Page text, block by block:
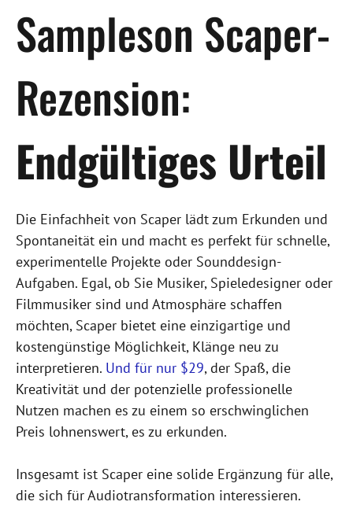
Sampleson Scaper-
Rezension:
Endgültiges Urteil
Die Einfachheit von Scaper lädt zum Erkunden und
Spontaneität ein und macht es perfekt für schnelle,
experimentelle Projekte oder Sounddesign-
Aufgaben. Egal, ob Sie Musiker, Spieledesigner oder
Filmmusiker sind und Atmosphäre schaffen
möchten, Scaper bietet eine einzigartige und
kostengünstige Möglichkeit, Klänge neu zu
interpretieren. Und für nur $29, der Spaß, die
Kreativität und der potenzielle professionelle
Nutzen machen es zu einem so erschwinglichen
Preis lohnenswert, es zu erkunden.
Insgesamt ist Scaper eine solide Ergänzung für alle,
die sich für Audiotransformation interessieren.